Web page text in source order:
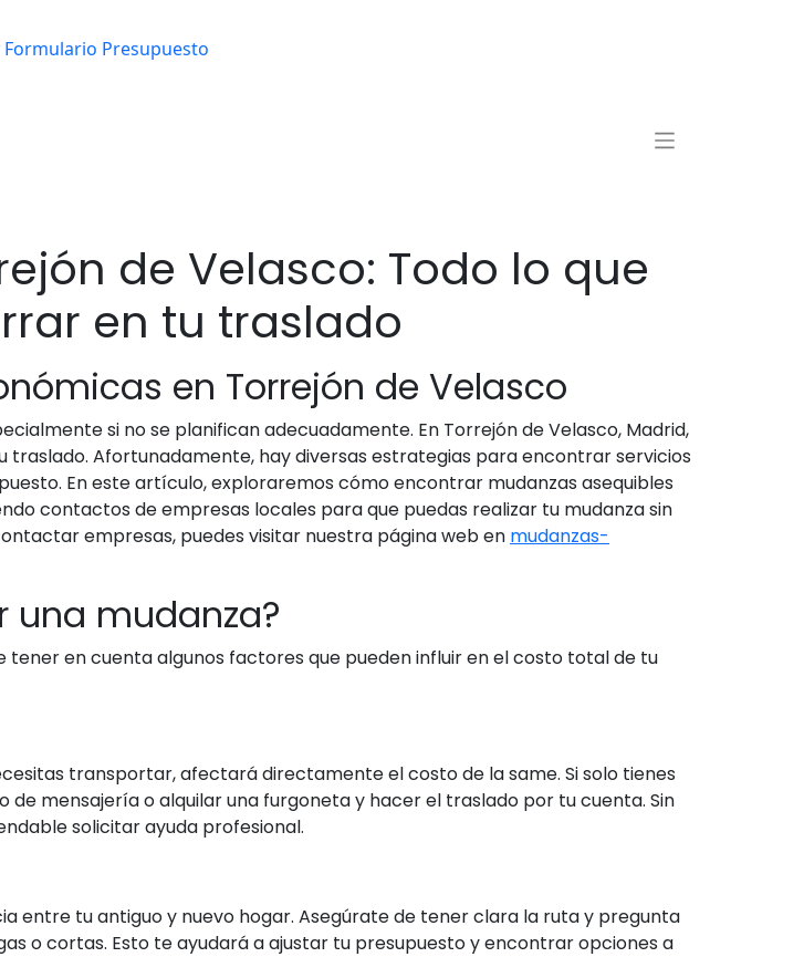
de Velasco: Todo lo que
en tu traslado
en Torrejón de Velasco
si no se planifican adecuadamente. En Torrejón de Velasco, Madrid,
Afortunadamente, hay diversas estrategias para encontrar servicios
En este artículo, exploraremos cómo encontrar mudanzas asequibles
contactos de empresas locales para que puedas realizar tu mudanza sin
empresas, puedes visitar nuestra página web en mudanzas-
una mudanza?
en cuenta algunos factores que pueden influir en el costo total de tu
transportar, afectará directamente el costo de la same. Si solo tienes
mensajería o alquilar una furgoneta y hacer el traslado por tu cuenta. Sin
solicitar ayuda profesional.
entre tu antiguo y nuevo hogar. Asegúrate de tener clara la ruta y pregunta
o cortas. Esto te ayudará a ajustar tu presupuesto y encontrar opciones a